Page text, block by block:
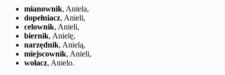
mianownik, Aniela,
dopełniacz, Anieli,
celownik, Anieli,
biernik, Anielę,
narzędnik, Anielą,
miejscownik, Anieli,
wołacz, Anielo.